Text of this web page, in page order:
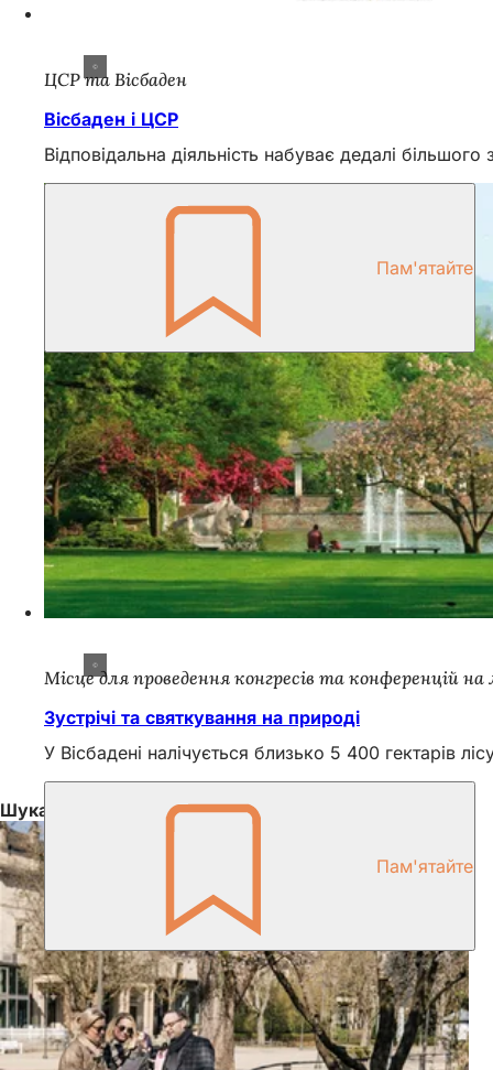
ЦСР та Вісбаден
Вісбаден і ЦСР
Відповідальна діяльність набуває дедалі
Пам'ятайте
Місце для проведення конгресів та конференцій на
Зустрічі та святкування на природі
У Вісбадені налічується близько 5 400 гектарів
Пам'ятайте
Шукайте натхнення для Вісбадена тут!